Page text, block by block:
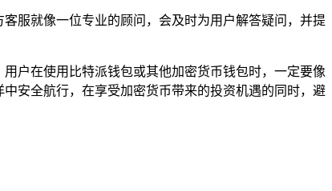
服就像一位专业的顾问，会及时为用户解答疑问，并提
户在使用比特派钱包或其他加密货币钱包时，一定要像
安全航行，在享受加密货币带来的投资机遇的同时，避